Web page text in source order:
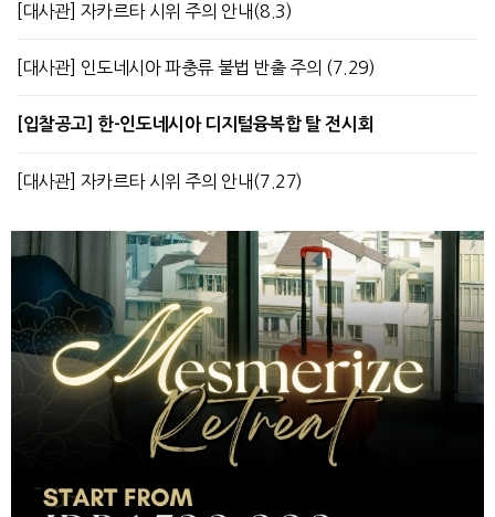
[대사관] 자카르타 시위 주의 안내(8.3)
[대사관] 인도네시아 파충류 불법 반출 주의 (7.29)
[입찰공고] 한-인도네시아 디지털융복합 탈 전시회
[대사관] 자카르타 시위 주의 안내(7.27)